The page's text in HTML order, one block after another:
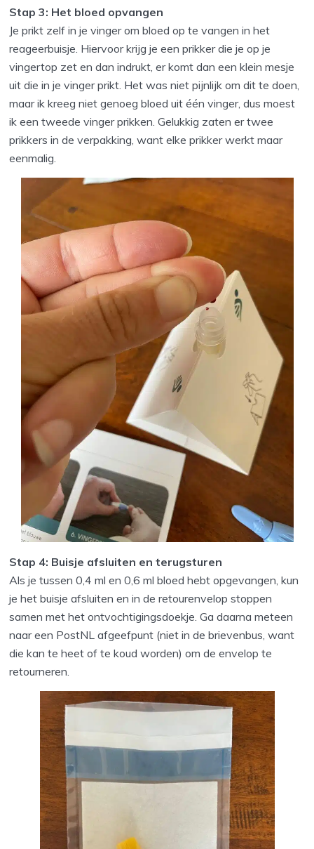
Stap 3: Het bloed opvangen
Je prikt zelf in je vinger om bloed op te vangen in het
reageerbuisje. Hiervoor krijg je een prikker die je op je
vingertop zet en dan indrukt, er komt dan een klein mesje
uit die in je vinger prikt. Het was niet pijnlijk om dit te doen,
maar ik kreeg niet genoeg bloed uit één vinger, dus moest
ik een tweede vinger prikken. Gelukkig zaten er twee
prikkers in de verpakking, want elke prikker werkt maar
eenmalig.
Stap 4: Buisje afsluiten en terugsturen
Als je tussen 0,4 ml en 0,6 ml bloed hebt opgevangen, kun
je het buisje afsluiten en in de retourenvelop stoppen
samen met het ontvochtigingsdoekje. Ga daarna meteen
naar een PostNL afgeefpunt (niet in de brievenbus, want
die kan te heet of te koud worden) om de envelop te
retourneren.